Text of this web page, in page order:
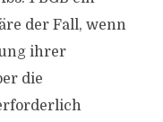
der Fall, wenn
ihrer
die